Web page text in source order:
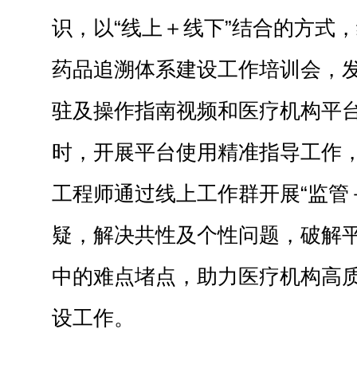
识，以“线上＋线下”结合的方式
药品追溯体系建设工作培训会，
驻及操作指南视频和医疗机构平
时，开展平台使用精准指导工作
工程师通过线上工作群开展“监管
疑，解决共性及个性问题，破解
中的难点堵点，助力医疗机构高
设工作。